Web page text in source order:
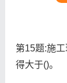
第15题:施
得大于()。